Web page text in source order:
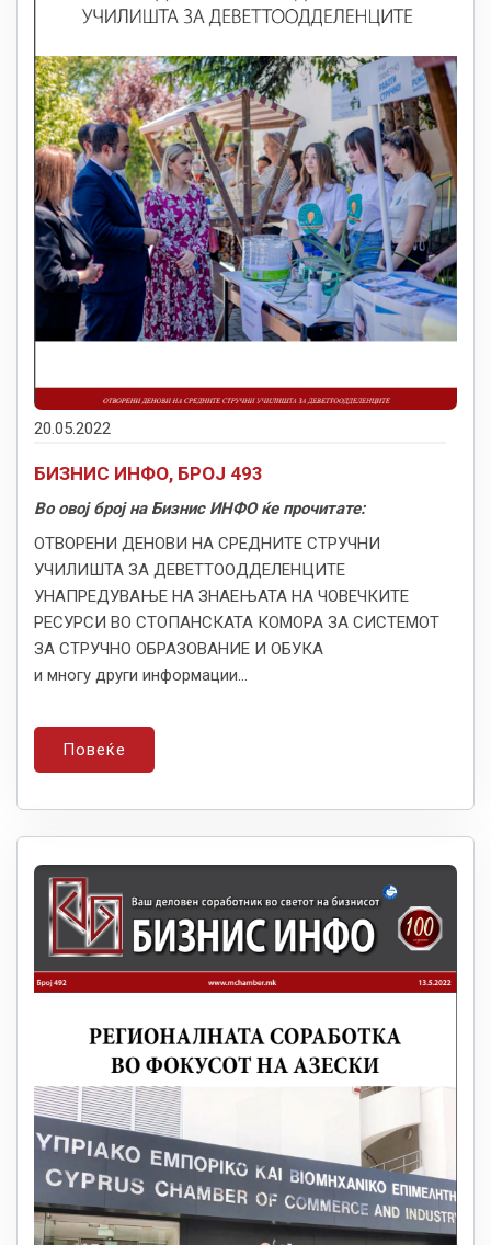
20.05.2022
БИЗНИС ИНФО, БРОЈ 493
Во овој број на Бизнис ИНФО ќе прочитате:
OТВОРЕНИ ДЕНОВИ НА СРЕДНИТЕ СТРУЧНИ
УЧИЛИШТА ЗА ДЕВЕТТООДДЕЛЕНЦИТЕ
УНАПРЕДУВАЊЕ НА ЗНАЕЊАТА НА ЧОВЕЧКИТЕ
РЕСУРСИ ВО СТОПАНСКАТА КОМОРА ЗА СИСТЕМОТ
ЗА СТРУЧНО ОБРАЗОВАНИЕ И ОБУКА
и многу други информации...
Повеќе